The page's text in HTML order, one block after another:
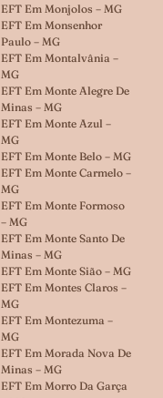
EFT Em Monjolos – MG
EFT Em Monsenhor
Paulo – MG
EFT Em Montalvânia –
MG
EFT Em Monte Alegre De
Minas – MG
EFT Em Monte Azul –
MG
EFT Em Monte Belo – MG
EFT Em Monte Carmelo –
MG
EFT Em Monte Formoso
– MG
EFT Em Monte Santo De
Minas – MG
EFT Em Monte Sião – MG
EFT Em Montes Claros –
MG
EFT Em Montezuma –
MG
EFT Em Morada Nova De
Minas – MG
EFT Em Morro Da Garça